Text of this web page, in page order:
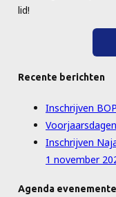
lid!
Recente berichten
Inschrijven
Inschrijven
1 november
Agenda